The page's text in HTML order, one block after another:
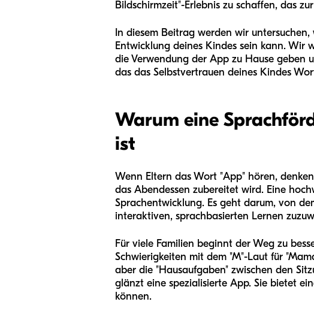
Bildschirmzeit"-Erlebnis zu schaffen, das
In diesem Beitrag werden wir
Entwicklung deines Kindes sein kann. Wir
die Verwendung der App zu Hause geben
das das Selbstvertrauen deines Kindes
Warum eine
ist
Wenn Eltern das Wort "App" hören,
das Abendessen zubereitet wird. Eine
Sprachentwicklung. Es geht darum, von
interaktiven, sprachbasierten Lernen
Für viele Familien beginnt der Weg zu
Schwierigkeiten mit dem "M"-Laut für
aber die "Hausaufgaben" zwischen den
glänzt eine spezialisierte App. Sie bietet
können.